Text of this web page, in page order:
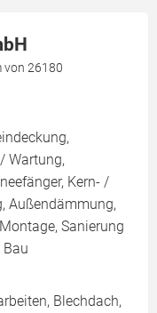
von 26180
Wartung,
Kern- /
Außendämmung,
Sanierung
Blechdach,